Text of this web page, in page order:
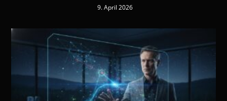
9. April 2026